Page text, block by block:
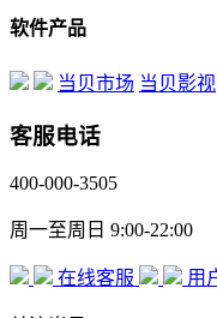
软件产品
当贝市场 当贝影视
客服电话
400-000-3505
周一至周日 9:00-22:00
在线客服 用